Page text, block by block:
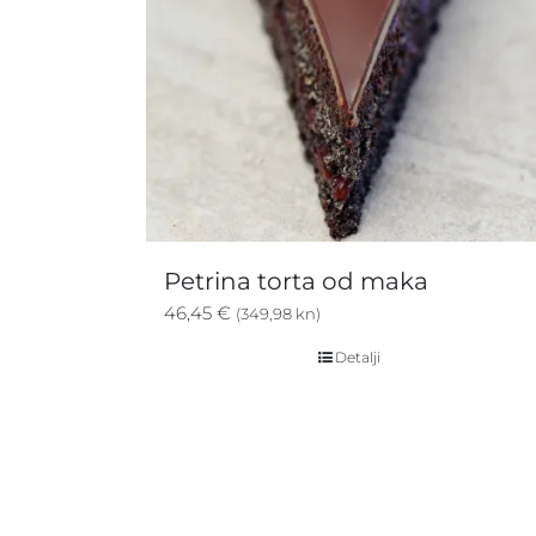
Petrina torta od maka
46,45 € (349,98 kn)
Detalji